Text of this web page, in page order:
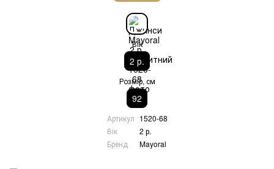
Вік
2 р.
Розмір, см
92
Артикул 1520-68
Вік
2 р.
Бренд
Mayoral